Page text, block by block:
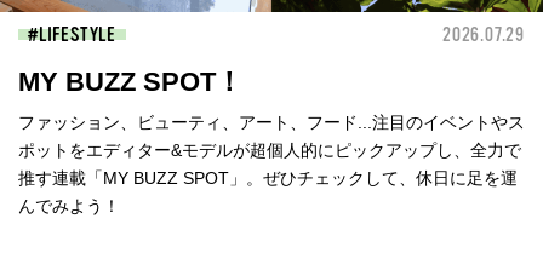
LIFESTYLE 2026.07.29
MY BUZZ SPOT！
ファッション、ビューティ、アート、フード...注目のイベントやス
ポットをエディター&モデルが超個人的にピックアップし、全力で
推す連載「MY BUZZ SPOT」。ぜひチェックして、休日に足を運
んでみよう！